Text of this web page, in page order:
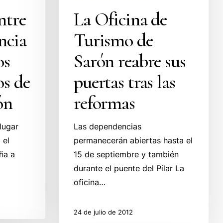
de
el
a
La Oficina de
Turismo de
Sarón reabre sus
puertas tras las
reformas
Las dependencias
permanecerán abiertas hasta el
15 de septiembre y también
durante el puente del Pilar La
oficina…
24 de julio de 2012